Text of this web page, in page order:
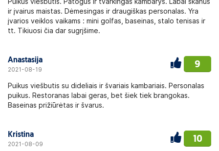
ir įvairus maistas. Dėmesingas ir draugiškas personalas. Yra
įvarios veiklos vaikams : mini golfas, baseinas, stalo tenisas ir
tt. Tikiuosi čia dar sugrįšime.
Anastasija
2021-08-19 9
Puikus viešbutis su dideliais ir švariais kambariais. Personalas
puikus. Restoranas labai geras, bet šiek tiek brangokas.
Baseinas prižiūrėtas ir švarus.
Kristina
2021-08-09 10